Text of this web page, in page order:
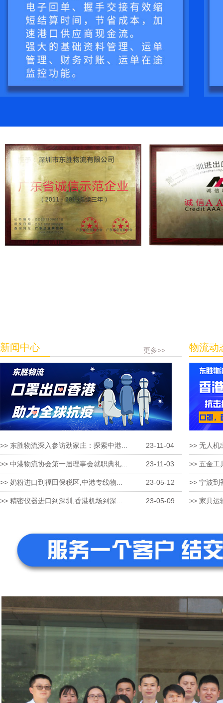
新闻中心 更多>>
>> 东胜物流深入参访劲家庄：探索中港... 23-11-04
>> 中港物流协会第一届理事会就职典礼... 23-11-03
>> 奶粉进口到福田保税区,中港专线物... 23-05-12
>> 精密仪器进口到深圳,香港机场到深... 23-05-09
物流动
>> 无人机
>> 五金工
>> 宁波到
>> 家具运